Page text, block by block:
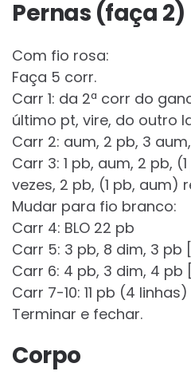
Pernas (faça 2)
Com fio rosa:
Faça 5 corr.
Carr 1: da 2ª corr do
último pt, vire, do outro
Carr 2: aum, 2 pb, 3
Carr 3: 1 pb, aum, 2 pb,
vezes, 2 pb, (1 pb, aum)
Mudar para fio branco:
Carr 4: BLO 22 pb
Carr 5: 3 pb, 8 dim, 3 pb
Carr 6: 4 pb, 3 dim, 4 pb
Carr 7-10: 11 pb (4 linhas)
Terminar e fechar.
Corpo